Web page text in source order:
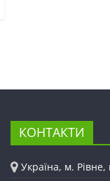
КОНТАКТИ
Україна, м.